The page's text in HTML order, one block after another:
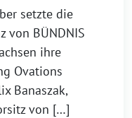
setzte die
von BÜNDNIS
ihre
Ovations
Banaszak,
von […]